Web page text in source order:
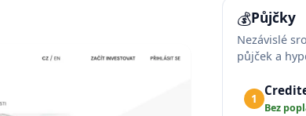
💰Půjčky
Nezávislé
půjček a
1
Bez